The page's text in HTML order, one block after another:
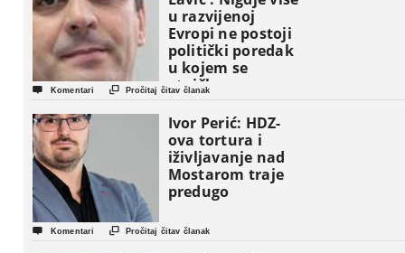
u razvijenoj
Evropi ne postoji
politički poredak
u kojem se
etničke grupe
pojavljuju kao
osnovne
političke jedinice
 Komentari  Pročitaj čitav članak
Ivor Perić: HDZ-
ova tortura i
iživljavanje nad
Mostarom traje
predugo
 Komentari  Pročitaj čitav članak